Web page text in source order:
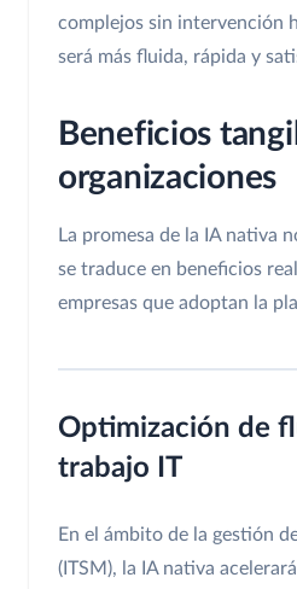
complejos sin intervención
será más fluida, rápida y
Beneficios
organizaciones
La promesa de la IA nativa
se traduce en beneficios
empresas que adoptan la
Optimización de
trabajo IT
En el ámbito de la gestión
(ITSM), la IA nativa